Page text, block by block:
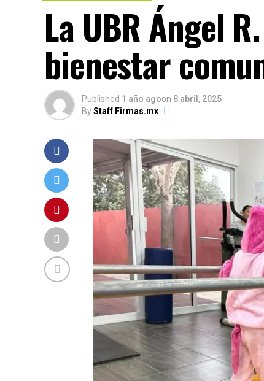
La UBR Ángel
bienestar
Published 1 año agoon 8 abril, 2025
ByStaff Firmas.mx